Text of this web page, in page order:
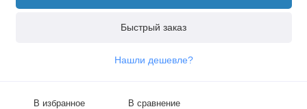
Быстрый заказ
Нашли дешевле?
В избранное В сравнение